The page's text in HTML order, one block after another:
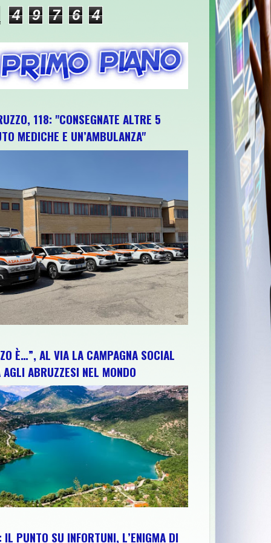
4 9 7 6 4
118: "CONSEGNATE ALTRE 5
MEDICHE E UN’AMBULANZA"
È…”, AL VIA LA CAMPAGNA SOCIAL
AGLI ABRUZZESI NEL MONDO
IL PUNTO SU INFORTUNI, L’ENIGMA DI